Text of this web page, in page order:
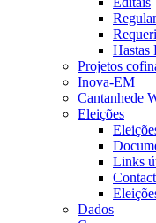
Hastas
Projetos
Inova-EM
Cantanhede
Eleições
Links
Dados